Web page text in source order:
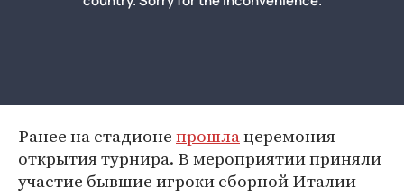
Ранее на стадионепрошлацеремония
открытия турнира. В мероприятии приняли
участие бывшие игроки сборной Италии